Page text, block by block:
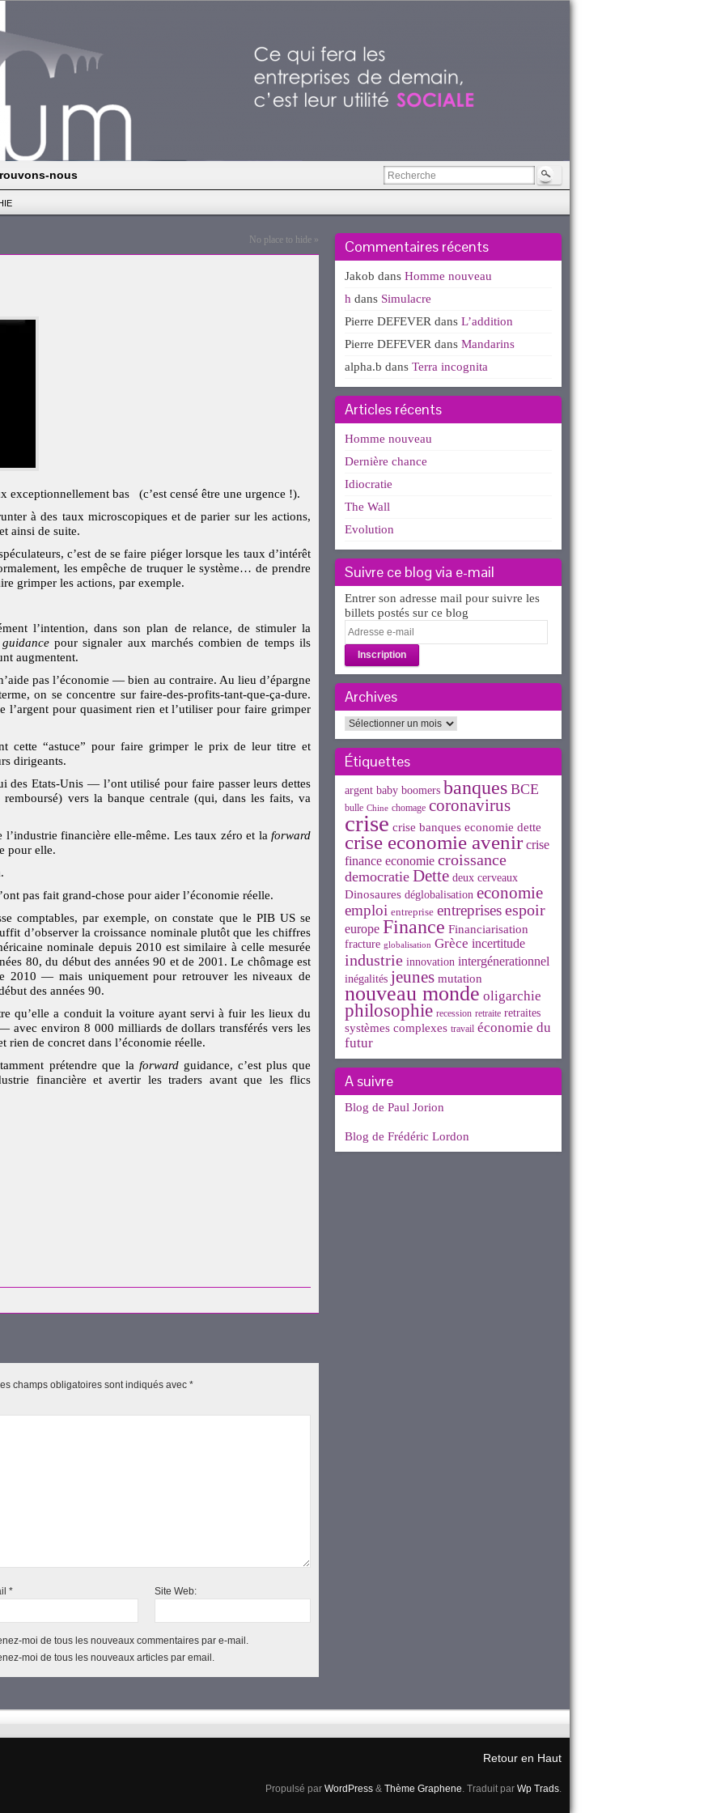
nous
No place to hide »
exceptionnellement bas
(c’est censé être une urgence !).
à des taux microscopiques et de parier sur les actions,
ainsi de suite.
c’est de se faire piéger lorsque les taux d’intérêt
les empêche de truquer le système… de prendre
grimper les actions, par exemple.
l’intention, dans son plan de relance, de stimuler la
pour signaler aux marchés combien de temps ils
augmentent.
pas l’économie — bien au contraire. Au lieu d’épargne
on se concentre sur faire-des-profits-tant-que-ça-dure.
l’argent pour quasiment rien et l’utiliser pour faire grimper
cette “astuce” pour faire grimper le prix de leur titre et
dirigeants.
Etats-Unis — l’ont utilisé pour faire passer leurs dettes
vers la banque centrale (qui, dans les faits, va
l’industrie financière elle-même. Les taux zéro et la forward
pour elle.
pas fait grand-chose pour aider l’économie réelle.
comptables, par exemple, on constate que le PIB US se
d’observer la croissance nominale plutôt que les chiffres
nominale depuis 2010 est similaire à celle mesurée
80, du début des années 90 et de 2001. Le chômage est
2010 — mais uniquement pour retrouver les niveaux de
des années 90.
qu’elle a conduit la voiture ayant servi à fuir les lieux du
avec environ 8 000 milliards de dollars transférés vers les
rien de concret dans l’économie réelle.
prétendre que la forward guidance, c’est plus que
financière et avertir les traders avant que les flics
champs obligatoires sont indiqués avec *
* Site Web:
moi de tous les nouveaux commentaires par e-mail.
moi de tous les nouveaux articles par email.
Commentaires récents
Jakob dans Homme nouveau
h dans Simulacre
Pierre DEFEVER dans L’addition
Pierre DEFEVER dans Mandarins
alpha.b dans Terra incognita
Articles récents
Homme nouveau
Dernière chance
Idiocratie
The Wall
Evolution
Suivre ce blog via e-mail
Entrer son adresse mail pour suivre les
billets postés sur ce blog
Adresse
e-
mail
Archives
Archives
Étiquettes
argent baby boomers banques BCE
bulle Chine chomage coronavirus
crise crise banques economie dette
crise economie avenir crise
finance economie croissance
democratie Dette deux cerveaux
Dinosaures déglobalisation economie
emploi entreprise entreprisesespoir
europe Finance Financiarisation
fracture globalisation Grèce incertitude
industrie innovation intergénerationnel
inégalités jeunes mutation
nouveau monde oligarchie
philosophie recession retraite retraites
systèmes complexes travail économie du
futur
A suivre
Blog de Paul Jorion
Blog de Frédéric Lordon
Retour en Haut
Propulsé par WordPress & Thème Graphene. Traduit par Wp Trads.